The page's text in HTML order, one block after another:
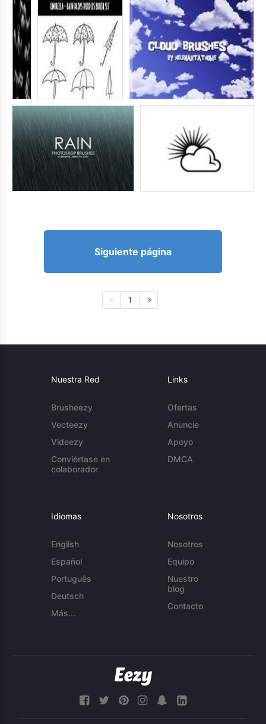
Siguiente página
1
Nuestra Red
Brusheezy
Vecteezy
Videezy
Conviértase en
colaborador
Links
Ofertas
Anuncie
Apoyo
DMCA
Idiomas
English
Español
Português
Deutsch
Más...
Nosotros
Nosotros
Equipo
Nuestro
blog
Contacto